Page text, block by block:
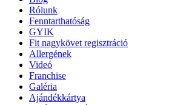
Rólunk
Fenntarthatóság
GYIK
Fit nagykövet regisztráció
Allergének
Videó
Franchise
Galéria
Ajándékkártya